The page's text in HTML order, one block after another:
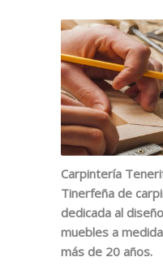
Carpintería
Tinerfeña de
dedicada al
muebles a
más de 20 años.